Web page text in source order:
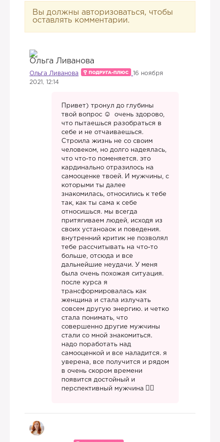
Вы должны авторизоваться, чтобы
оставлять комментарии.
Ольга Ливанова
16 ноября
2021, 12:14
Привет) тронул до глубины
твой вопрос
очень здорово,
что пытаешься разобраться в
себе и не отчаиваешься.
Строила жизнь не со своим
человеком, но долго надеялась,
что что-то поменяется. это
кардинально отразилось на
самооценке твоей. И мужчины, с
которыми ты далее
знакомилась, относились к тебе
так, как ты сама к себе
относишься. мы всегда
притягиваем людей, исходя из
своих устаноаок и поведения.
внутренний критик не позволял
тебе рассчитывать на что-то
больше, отсюда и все
дальнейшие неудачи. У меня
была очень похожая ситуация.
после курса я
трансформировалась как
женщина и стала излучать
совсем другую энергию. и четко
стала понимать, что
совершенно другие мужчины
стали со мной знакомиться.
надо поработать над
самооценкой и все наладится. я
уверена, все получится и рядом
в очень скором времени
появится достойный и
перспективный мужчина